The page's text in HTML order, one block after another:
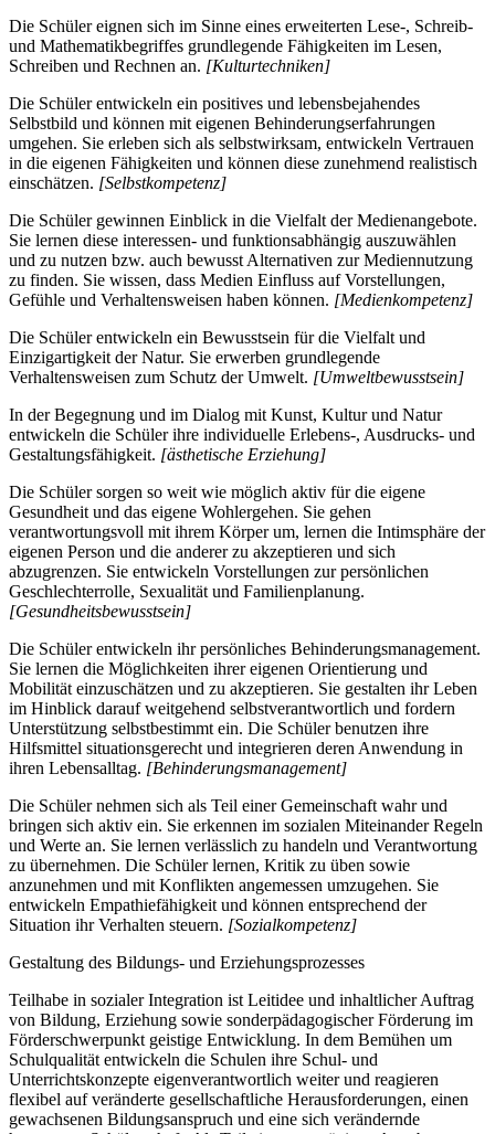
Die Schüler eignen sich im Sinne eines erweiterten Lese-, Schreib-
und Mathematikbegriffes grundlegende Fähigkeiten im Lesen,
Schreiben und Rechnen an. [Kulturtechniken]
Die Schüler entwickeln ein positives und lebensbejahendes
Selbstbild und können mit eigenen Behinderungserfahrungen
umgehen. Sie erleben sich als selbstwirksam, entwickeln Vertrauen
in die eigenen Fähigkeiten und können diese zunehmend realistisch
einschätzen. [Selbstkompetenz]
Die Schüler gewinnen Einblick in die Vielfalt der Medienangebote.
Sie lernen diese interessen- und funktionsabhängig auszuwählen
und zu nutzen bzw. auch bewusst Alternativen zur Mediennutzung
zu finden. Sie wissen, dass Medien Einfluss auf Vorstellungen,
Gefühle und Verhaltensweisen haben können. [Medienkompetenz]
Die Schüler entwickeln ein Bewusstsein für die Vielfalt und
Einzigartigkeit der Natur. Sie erwerben grundlegende
Verhaltensweisen zum Schutz der Umwelt. [Umweltbewusstsein]
In der Begegnung und im Dialog mit Kunst, Kultur und Natur
entwickeln die Schüler ihre individuelle Erlebens-, Ausdrucks- und
Gestaltungsfähigkeit. [ästhetische Erziehung]
Die Schüler sorgen so weit wie möglich aktiv für die eigene
Gesundheit und das eigene Wohlergehen. Sie gehen
verantwortungsvoll mit ihrem Körper um, lernen die Intimsphäre der
eigenen Person und die anderer zu akzeptieren und sich
abzugrenzen. Sie entwickeln Vorstellungen zur persönlichen
Geschlechterrolle, Sexualität und Familienplanung.
[Gesundheitsbewusstsein]
Die Schüler entwickeln ihr persönliches Behinderungsmanagement.
Sie lernen die Möglichkeiten ihrer eigenen Orientierung und
Mobilität einzuschätzen und zu akzeptieren. Sie gestalten ihr Leben
im Hinblick darauf weitgehend selbstverantwortlich und fordern
Unterstützung selbstbestimmt ein. Die Schüler benutzen ihre
Hilfsmittel situationsgerecht und integrieren deren Anwendung in
ihren Lebensalltag. [Behinderungsmanagement]
Die Schüler nehmen sich als Teil einer Gemeinschaft wahr und
bringen sich aktiv ein. Sie erkennen im sozialen Miteinander Regeln
und Werte an. Sie lernen verlässlich zu handeln und Verantwortung
zu übernehmen. Die Schüler lernen, Kritik zu üben sowie
anzunehmen und mit Konflikten angemessen umzugehen. Sie
entwickeln Empathiefähigkeit und können entsprechend der
Situation ihr Verhalten steuern. [Sozialkompetenz]
Gestaltung des Bildungs- und Erziehungsprozesses
Teilhabe in sozialer Integration ist Leitidee und inhaltlicher Auftrag
von Bildung, Erziehung sowie sonderpädagogischer Förderung im
Förderschwerpunkt geistige Entwicklung. In dem Bemühen um
Schulqualität entwickeln die Schulen ihre Schul- und
Unterrichtskonzepte eigenverantwortlich weiter und reagieren
flexibel auf veränderte gesellschaftliche Herausforderungen, einen
gewachsenen Bildungsanspruch und eine sich verändernde